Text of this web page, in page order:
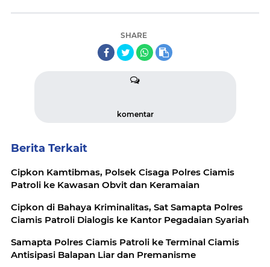
SHARE
komentar
Berita Terkait
Cipkon Kamtibmas, Polsek Cisaga Polres Ciamis
Patroli ke Kawasan Obvit dan Keramaian
Cipkon di Bahaya Kriminalitas, Sat Samapta Polres
Ciamis Patroli Dialogis ke Kantor Pegadaian Syariah
Samapta Polres Ciamis Patroli ke Terminal Ciamis
Antisipasi Balapan Liar dan Premanisme